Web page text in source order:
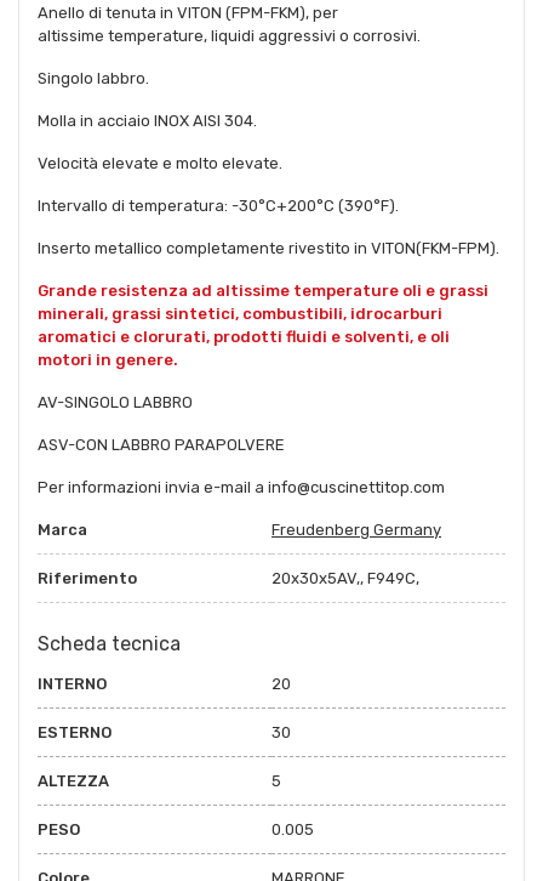
Anello di tenuta in VITON (FPM-FKM), per
altissime temperature, liquidi aggressivi o corrosivi.
Singolo labbro.
Molla in acciaio INOX AISI 304.
Velocità elevate e molto elevate.
Intervallo di temperatura: -30°C+200°C (390°F).
Inserto metallico completamente rivestito in VITON(FKM-FPM).
Grande resistenza ad altissime temperature oli e grassi
minerali, grassi sintetici, combustibili, idrocarburi
aromatici e clorurati, prodotti fluidi e solventi, e oli
motori in genere.
AV-SINGOLO LABBRO
ASV-CON LABBRO PARAPOLVERE
Per informazioni invia e-mail a info@cuscinettitop.com
Marca Freudenberg Germany
Riferimento 20x30x5AV,, F949C,
Scheda tecnica
INTERNO 20
ESTERNO 30
ALTEZZA 5
PESO 0.005